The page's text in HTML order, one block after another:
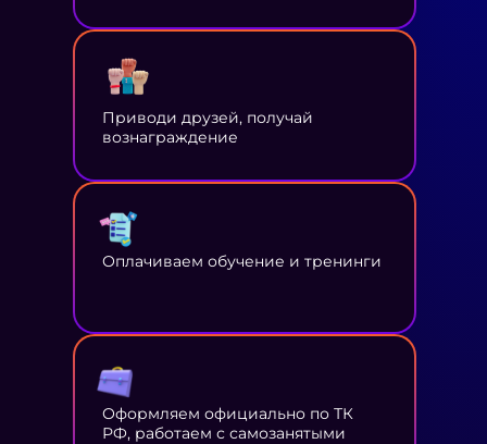
Приводи друзей, получай
вознаграждение
Оплачиваем обучение и тренинги
Оформляем официально по ТК
РФ, работаем с самозанятыми